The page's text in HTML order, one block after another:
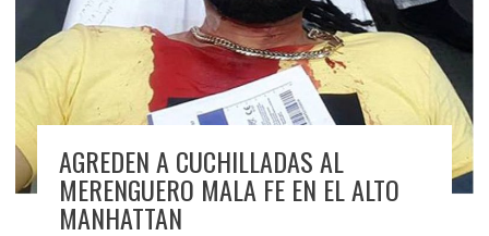
AGREDEN A CUCHILLADAS AL
MERENGUERO MALA FE EN EL ALTO
MANHATTAN